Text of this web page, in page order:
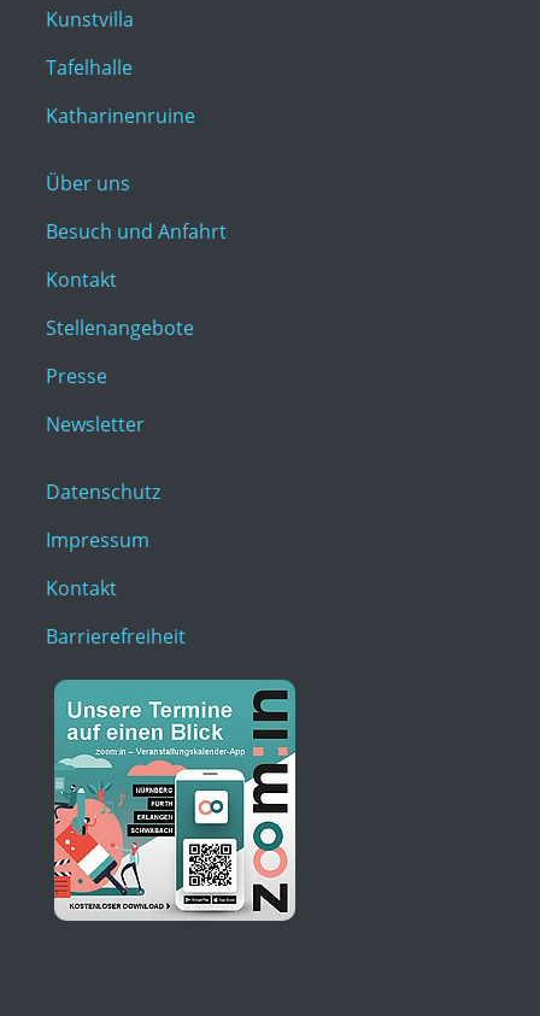
Kunstvilla
Tafelhalle
Katharinenruine
Über uns
Besuch und Anfahrt
Kontakt
Stellenangebote
Presse
Newsletter
Datenschutz
Impressum
Kontakt
Barrierefreiheit